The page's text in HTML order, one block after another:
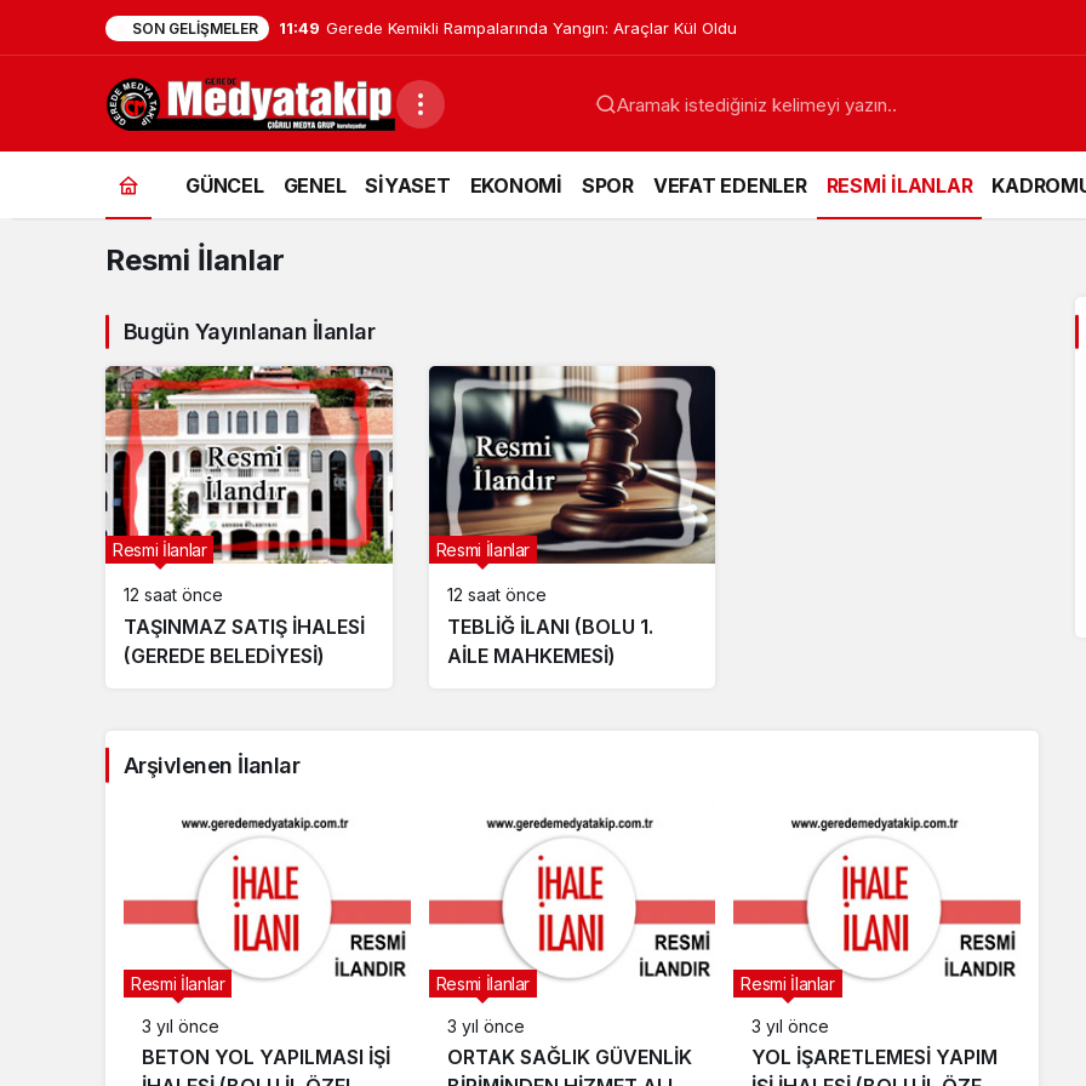
SON GELIŞMELER 11:49 Gerede Kemikli Rampalarında Yangın: Araçlar Kül Oldu
Resmi
İlanlar
Haberleri
GÜNCEL GENEL SİYASET EKONOMİ SPOR VEFAT EDENLER RESMİ İLANLAR
Resmi İlanlar
Bugün Yayınlanan İlanlar
Resmi İlanlar
12 saat önce
TAŞINMAZ SATIŞ İHALESİ
(GEREDE BELEDİYESİ)
Resmi İlanlar
12 saat önce
TEBLİĞ İLANI (BOLU 1.
AİLE MAHKEMESİ)
Arşivlenen İlanlar
Resmi İlanlar
3 yıl önce
BETON YOL YAPILMASI İŞİ
Resmi İlanlar
3 yıl önce
ORTAK SAĞLIK GÜVENLİK
Resmi İlanlar
3 yıl önce
YOL İŞARETLEMESİ YAPIM